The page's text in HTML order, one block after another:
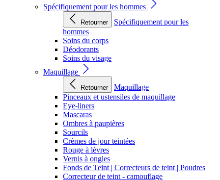
Spécifiquement pour les hommes
Retourner
Spécifiquement pour les
hommes
Soins du corps
Déodorants
Soins du visage
Maquillage
Retourner
Maquillage
Pinceaux et ustensiles de maquillage
Eye-liners
Mascaras
Ombres à paupières
Sourcils
Crèmes de jour teintées
Rouge à lèvres
Vernis à ongles
Fonds de Teint | Correcteurs de teint | Poudres
Correcteur de teint - camouflage